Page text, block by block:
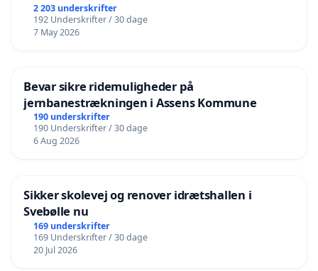
2 203 underskrifter
192 Underskrifter / 30 dage
7 May 2026
Bevar sikre ridemuligheder på
jernbanestrækningen i Assens Kommune
190 underskrifter
190 Underskrifter / 30 dage
6 Aug 2026
Sikker skolevej og renover idrætshallen i
Svebølle nu
169 underskrifter
169 Underskrifter / 30 dage
20 Jul 2026